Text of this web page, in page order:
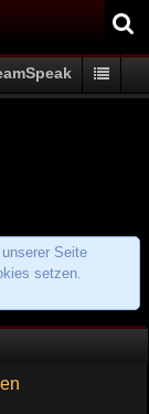
Seite
setzen.